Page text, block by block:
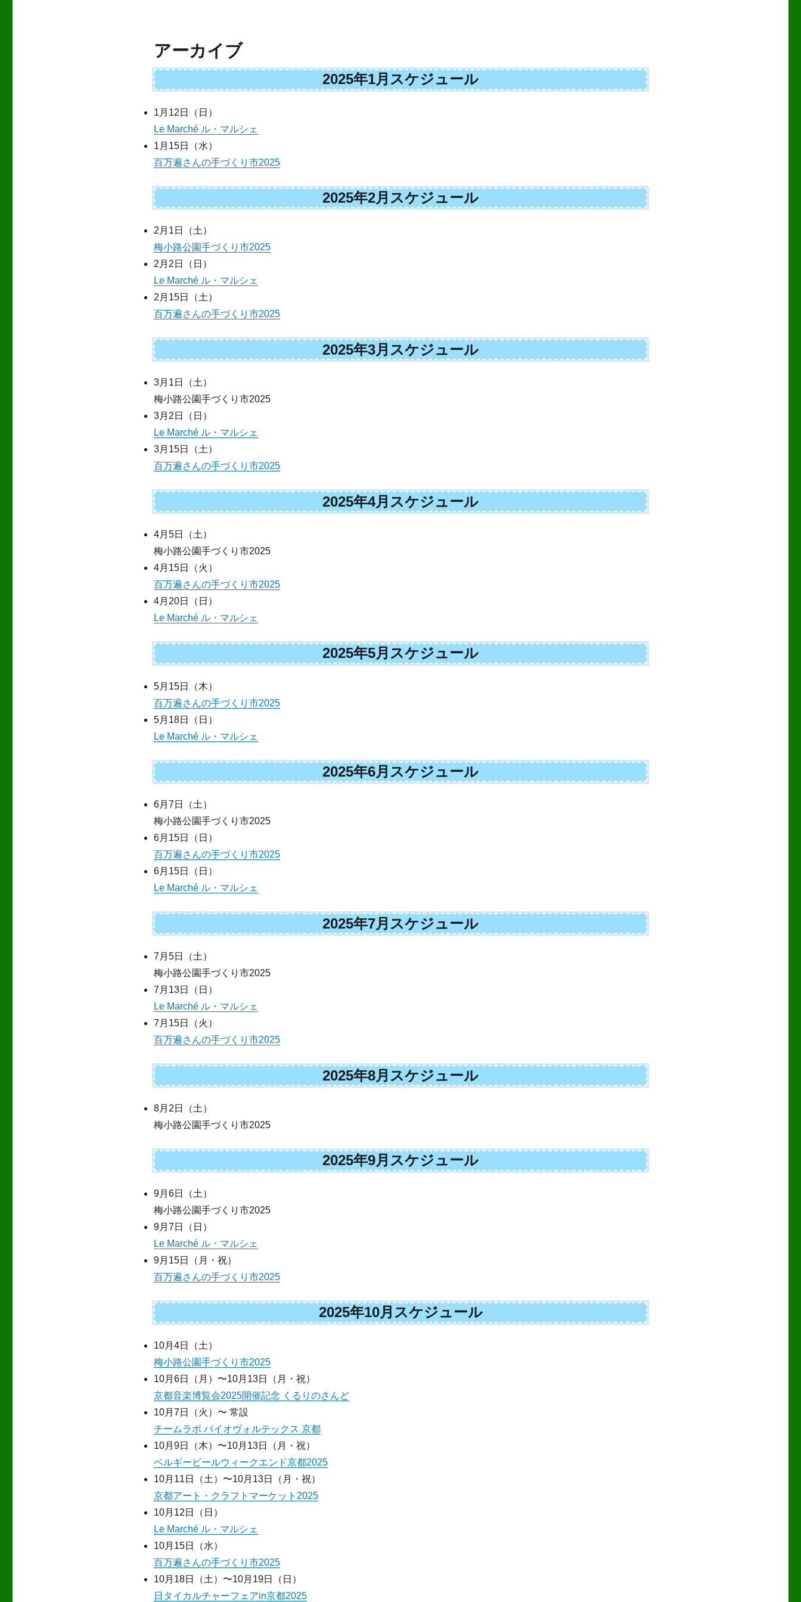
アーカイブ
2025年1月スケジュール
1月12日（日）
Le Marché ル・マルシェ
1月15日（水）
百万遍さんの手づくり市2025
2025年2月スケジュール
2月1日（土）
梅小路公園手づくり市2025
2月2日（日）
Le Marché ル・マルシェ
2月15日（土）
百万遍さんの手づくり市2025
2025年3月スケジュール
3月1日（土）
梅小路公園手づくり市2025
3月2日（日）
Le Marché ル・マルシェ
3月15日（土）
百万遍さんの手づくり市2025
2025年4月スケジュール
4月5日（土）
梅小路公園手づくり市2025
4月15日（火）
百万遍さんの手づくり市2025
4月20日（日）
Le Marché ル・マルシェ
2025年5月スケジュール
5月15日（木）
百万遍さんの手づくり市2025
5月18日（日）
Le Marché ル・マルシェ
2025年6月スケジュール
6月7日（土）
梅小路公園手づくり市2025
6月15日（日）
百万遍さんの手づくり市2025
6月15日（日）
Le Marché ル・マルシェ
2025年7月スケジュール
7月5日（土）
梅小路公園手づくり市2025
7月13日（日）
Le Marché ル・マルシェ
7月15日（火）
百万遍さんの手づくり市2025
2025年8月スケジュール
8月2日（土）
梅小路公園手づくり市2025
2025年9月スケジュール
9月6日（土）
梅小路公園手づくり市2025
9月7日（日）
Le Marché ル・マルシェ
9月15日（月・祝）
百万遍さんの手づくり市2025
2025年10月スケジュール
10月4日（土）
梅小路公園手づくり市2025
10月6日（月）〜10月13日（月・祝）
京都音楽博覧会2025開催記念 くるりのさんど
10月7日（火）〜 常設
チームラボ バイオヴォルテックス 京都
10月9日（木）〜10月13日（月・祝）
ベルギービールウィークエンド京都2025
10月11日（土）〜10月13日（月・祝）
京都アート・クラフトマーケット2025
10月12日（日）
Le Marché ル・マルシェ
10月15日（水）
百万遍さんの手づくり市2025
10月18日（土）〜10月19日（日）
日タイカルチャーフェアin京都2025